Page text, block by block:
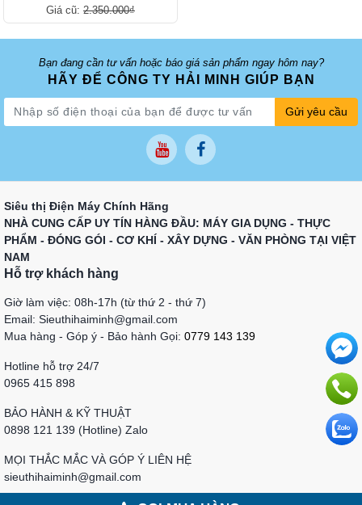
Giá cũ: 2.350.000₫
Bạn đang cần tư vấn hoặc báo giá sản phẩm ngay hôm nay?
HÃY ĐỂ CÔNG TY HẢI MINH GIÚP BẠN
Gửi yêu cầu
Siêu thị Điện Máy Chính Hãng
NHÀ CUNG CẤP UY TÍN HÀNG ĐẦU: MÁY GIA DỤNG - THỰC
PHẨM - ĐÓNG GÓI - CƠ KHÍ - XÂY DỰNG - VĂN PHÒNG TẠI VIỆT
NAM
Hỗ trợ khách hàng
Giờ làm việc: 08h-17h (từ thứ 2 - thứ 7)
Email: Sieuthihaiminh@gmail.com
Mua hàng - Góp ý - Bảo hành Gọi: 0779 143 139
Hotline hỗ trợ 24/7
0965 415 898
BẢO HÀNH & KỸ THUẬT
0898 121 139 (Hotline) Zalo
MỌI THẮC MẮC VÀ GÓP Ý LIÊN HỆ
sieuthihaiminh@gmail.com